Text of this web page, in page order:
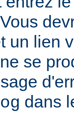
un lien
se
dans